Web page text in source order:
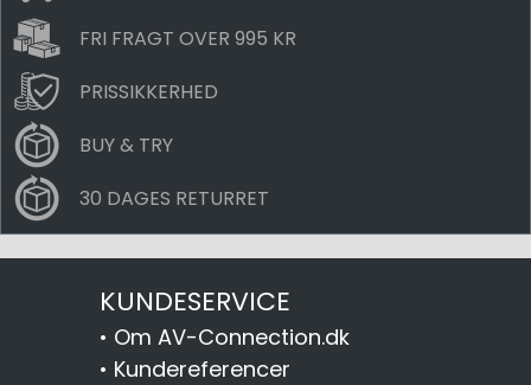
FRI FRAGT OVER 995 KR
PRISSIKKERHED
BUY & TRY
30 DAGES RETURRET
KUNDESERVICE
• Om AV-Connection.dk
• Kundereferencer